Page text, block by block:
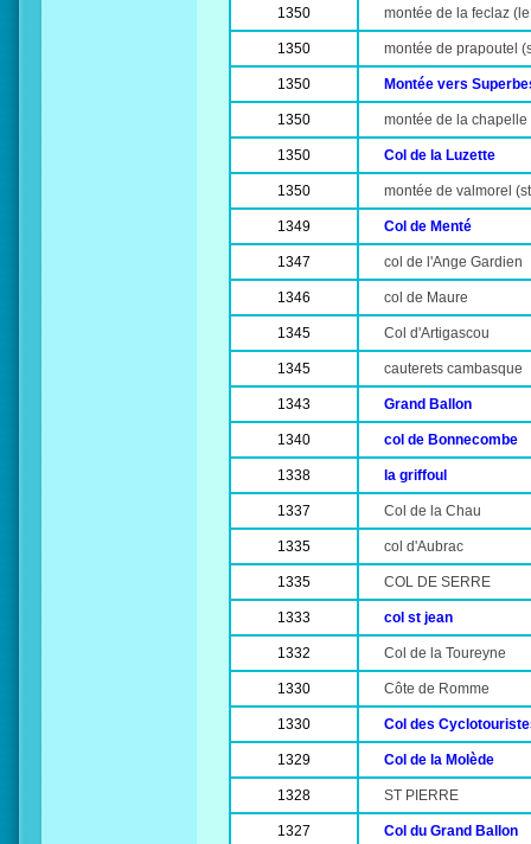
1350 montée de la feclaz
1350 montée de prapoutel
1350 Montée vers
1350 montée de la
1350 Col de la Luzette
1350 montée de valmorel
1349 Col de Menté
1347 col de l'Ange Gardien
1346 col de Maure
1345 Col d'Artigascou
1345 cauterets cambasque
1343 Grand Ballon
1340 col de Bonnecombe
1338 la griffoul
1337 Col de la Chau
1335 col d'Aubrac
1335 COL DE SERRE
1333 col st jean
1332 Col de la Toureyne
1330 Côte de Romme
1330 Col des
1329 Col de la Molède
1328 ST PIERRE
1327 Col du Grand Ballon